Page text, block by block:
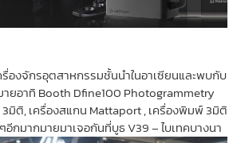
องจักรอุตสาหกรรมชั้นนำในอาเซียนและพบกับ
ายอาทิ Booth Dfine100 Photogrammetry
มิติ, เครื่องสแกน Mattaport , เครื่องพิมพ์ 3มิติ
อีกมากมายมาเจอกันที่บูธ V39 – ไบเทคบางนา